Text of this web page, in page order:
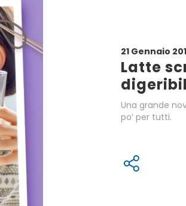
21 Gennaio
Latte
Una grande
po’ per tutti.